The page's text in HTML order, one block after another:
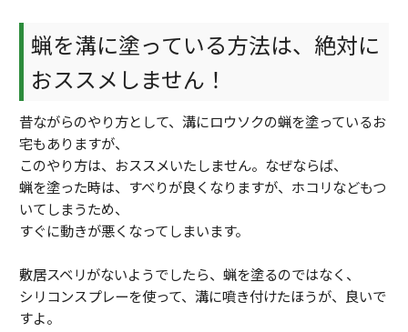
蝋を溝に塗っている方法は、絶対に
おススメしません！
昔ながらのやり方として、溝にロウソクの蝋を塗っているお
宅もありますが、
このやり方は、おススメいたしません。なぜならば、
蝋を塗った時は、すべりが良くなりますが、ホコリなどもつ
いてしまうため、
すぐに動きが悪くなってしまいます。
敷居スベリがないようでしたら、蝋を塗るのではなく、
シリコンスプレーを使って、溝に噴き付けたほうが、良いで
すよ。